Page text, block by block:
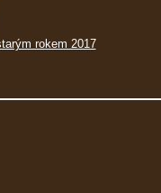
rokem 2017